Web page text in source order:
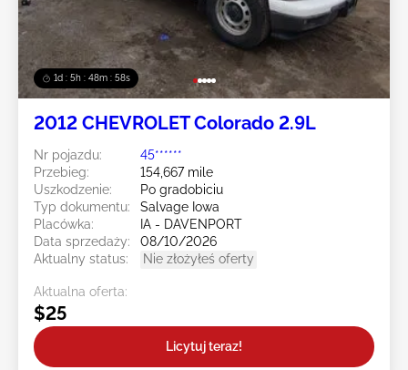
1d : 5h : 48m : 55s
2012 CHEVROLET Colorado 2.9L
Nr pojazdu:
45******
Przebieg:
154,667 mile
Uszkodzenie:
Po gradobiciu
Typ dokumentu:
Salvage Iowa
Placówka:
IA - DAVENPORT
Data sprzedaży:
08/10/2026
Aktualny status:
Nie złożyłeś oferty
Aktualna oferta:
$25
Licytuj teraz!